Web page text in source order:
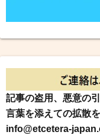
記事の盗用、悪意の
言葉を添えての拡散
info@etcetera-